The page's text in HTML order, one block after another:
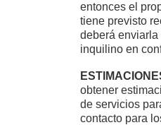
entonces el
tiene previsto
deberá
inquilino en
obtener
de servicios
contacto para